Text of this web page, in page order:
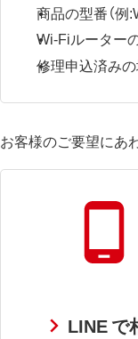
商品の型番（例
Wi-Fiルーター
修理申込済みの
お客様のご要望にあ
LINE で